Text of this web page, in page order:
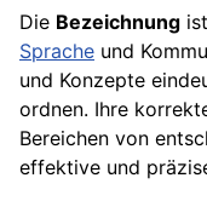
Die Bezeichnung
Sprache und
und Konzepte
ordnen. Ihre
Bereichen von
effektive und